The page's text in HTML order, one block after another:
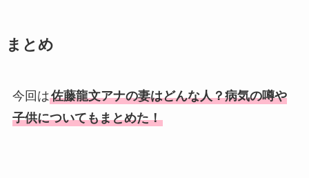
子供も調査！
竹田恒泰の奥さんの顔写真が
まとめ
今回は佐藤龍文アナの妻はどんな人？病気の噂や
子供についてもまとめた！